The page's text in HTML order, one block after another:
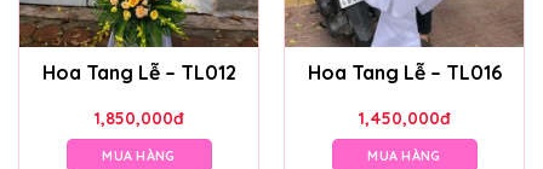
Hoa Tang Lễ – TL012
1,850,000đ
MUA HÀNG
Hoa Tang Lễ – TL016
1,450,000đ
MUA HÀNG